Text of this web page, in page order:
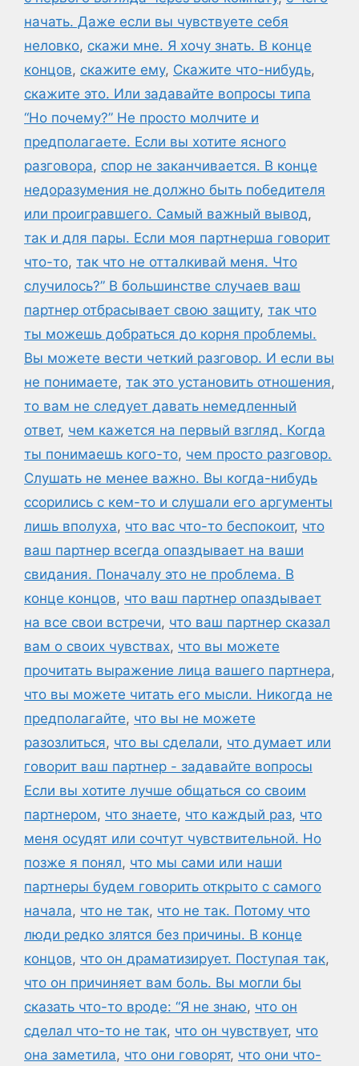
начать. Даже если вы чувствуете себя
неловко, скажи мне. Я хочу знать. В конце
концов, скажите ему, Скажите что-нибудь,
скажите это. Или задавайте вопросы типа
“Но почему?” Не просто молчите и
предполагаете. Если вы хотите ясного
разговора, спор не заканчивается. В конце
недоразумения не должно быть победителя
или проигравшего. Самый важный вывод,
так и для пары. Если моя партнерша говорит
что-то, так что не отталкивай меня. Что
случилось?” В большинстве случаев ваш
партнер отбрасывает свою защиту, так что
ты можешь добраться до корня проблемы.
Вы можете вести четкий разговор. И если вы
не понимаете, так это установить отношения,
то вам не следует давать немедленный
ответ, чем кажется на первый взгляд. Когда
ты понимаешь кого-то, чем просто разговор.
Слушать не менее важно. Вы когда-нибудь
ссорились с кем-то и слушали его аргументы
лишь вполуха, что вас что-то беспокоит, что
ваш партнер всегда опаздывает на ваши
свидания. Поначалу это не проблема. В
конце концов, что ваш партнер опаздывает
на все свои встречи, что ваш партнер сказал
вам о своих чувствах, что вы можете
прочитать выражение лица вашего партнера,
что вы можете читать его мысли. Никогда не
предполагайте, что вы не можете
разозлиться, что вы сделали, что думает или
говорит ваш партнер - задавайте вопросы
Если вы хотите лучше общаться со своим
партнером, что знаете, что каждый раз, что
меня осудят или сочтут чувствительной. Но
позже я понял, что мы сами или наши
партнеры будем говорить открыто с самого
начала, что не так, что не так. Потому что
люди редко злятся без причины. В конце
концов, что он драматизирует. Поступая так,
что он причиняет вам боль. Вы могли бы
сказать что-то вроде: “Я не знаю, что он
сделал что-то не так, что он чувствует, что
она заметила, что они говорят, что они что-